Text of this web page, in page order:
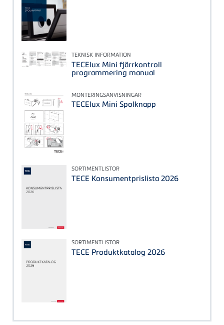
TEKNISK INFORMATION
TECElux Mini fjärrkontroll
programmering manual
MONTERINGSANVISNINGAR
TECElux Mini Spolknapp
SORTIMENTLISTOR
TECE Konsumentprislista 2026
SORTIMENTLISTOR
TECE Produktkatalog 2026